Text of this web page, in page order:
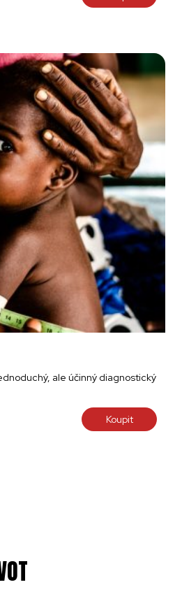
ale účinný diagnostický
Koupit